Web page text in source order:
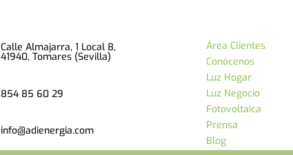
Calle Almajarra, 1 Local 8,
41940, Tomares (Sevilla)
854 85 60 29
info@adienergia.com
Área Clientes
Conócenos
Luz Hogar
Luz Negocio
Fotovoltaica
Prensa
Blog